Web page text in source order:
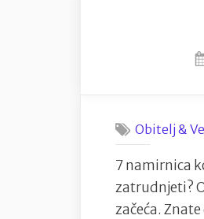
Obitelj &
7 namirnica
zatrudnjeti?
začeća.